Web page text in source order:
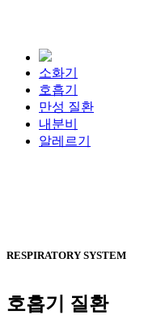
소화기
호흡기
만성 질환
내분비
알레르기
RESPIRATORY SYSTEM
호흡기 질환